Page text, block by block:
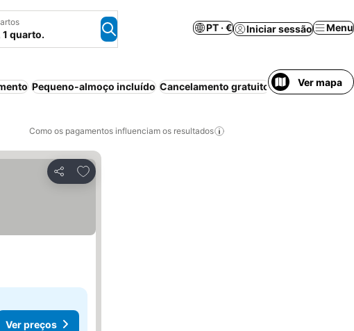
quarto.
PT · € Iniciar sessão Menu
Pequeno-almoço incluído Cancelamento gratuito Bed & Breakfast
Ver mapa
Como os pagamentos influenciam os resultados
Partilhar
Adicionar aos favoritos
Ver preços